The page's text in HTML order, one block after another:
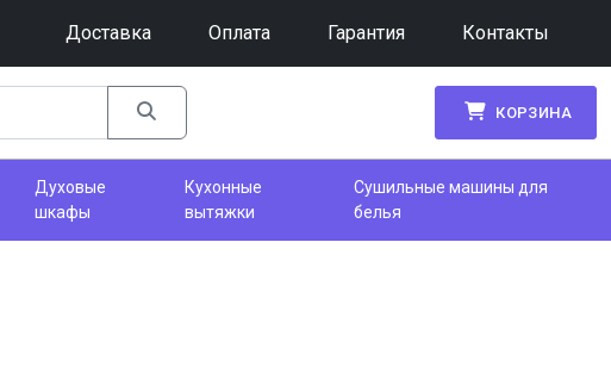
Доставка Оплата Гарантия Контакты
КОРЗИНА
Духовые
шкафы
Кухонные
вытяжки
Сушильные машины для
белья